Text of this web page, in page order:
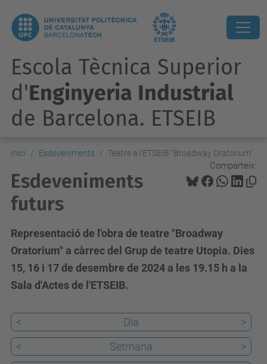
Escola Tècnica Superior
d'Enginyeria Industrial
de Barcelona. ETSEIB
Inici Esdeveniments Teatre a l'ETSEIB "Broadway Oratorium"
Comparteix:
Esdeveniments
futurs
Representació de l'obra de teatre "Broadway
Oratorium" a càrrec del Grup de teatre Utopia. Dies
15, 16 i 17 de desembre de 2024 a les 19.15 h a la
Sala d'Actes de l'ETSEIB.
< Dia
>
<
Setmana
>